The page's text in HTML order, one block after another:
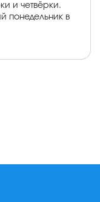
и четвёрки.
понедельник в